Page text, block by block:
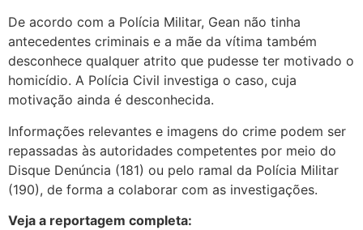
De acordo com a Polícia Militar, Gean não tinha
antecedentes criminais e a mãe da vítima também
desconhece qualquer atrito que pudesse ter motivado o
homicídio. A Polícia Civil investiga o caso, cuja
motivação ainda é desconhecida.
Informações relevantes e imagens do crime podem ser
repassadas às autoridades competentes por meio do
Disque Denúncia (181) ou pelo ramal da Polícia Militar
(190), de forma a colaborar com as investigações.
Veja a reportagem completa: